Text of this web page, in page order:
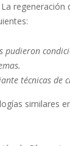
regeneración
pudieron
técnicas de
similares